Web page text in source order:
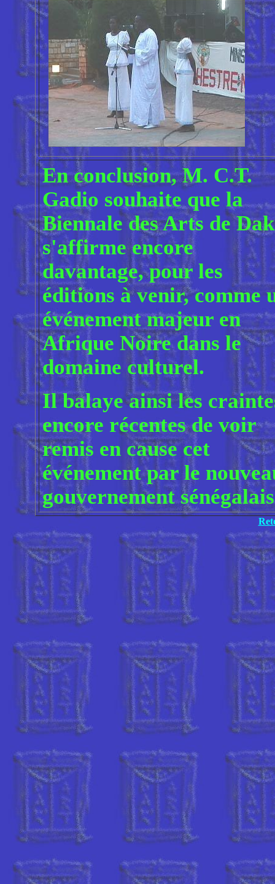
En conclusion, M. C.T.
Gadio souhaite que la
Biennale des Arts de
s'affirme encore
davantage, pour les
éditions à venir, comme
événement majeur en
Afrique Noire dans le
domaine culturel.
Il balaye ainsi les
encore récentes de voir
remis en cause cet
événement par le
gouvernement